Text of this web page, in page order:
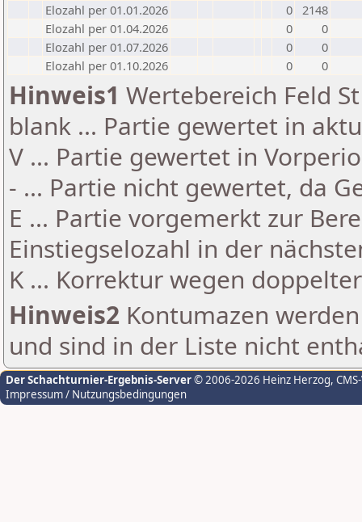
Elozahl per 01.01.2026
0 2148
Elozahl per 01.04.2026
0
0
Elozahl per 01.07.2026
0
0
Elozahl per 01.10.2026
0 0
Hinweis1 Wertebereich Feld
blank ... Partie gewertet in
V ... Partie gewertet in
- ... Partie nicht gewertet, da
E ... Partie vorgemerkt zur
Einstiegselozahl in der
K ... Korrektur wegen
Hinweis2 Kontumazen
und sind in der Liste nicht
Der Schachturnier-Ergebnis-Server© 2006-2026 Heinz Herzog,
Impressum / Nutzungsbedingungen